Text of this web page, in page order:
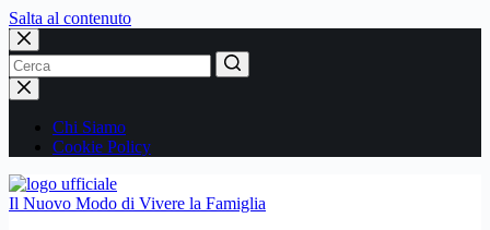
Salta al contenuto
Nessun
risultato
Chi Siamo
Cookie Policy
Il Nuovo Modo di Vivere la Famiglia